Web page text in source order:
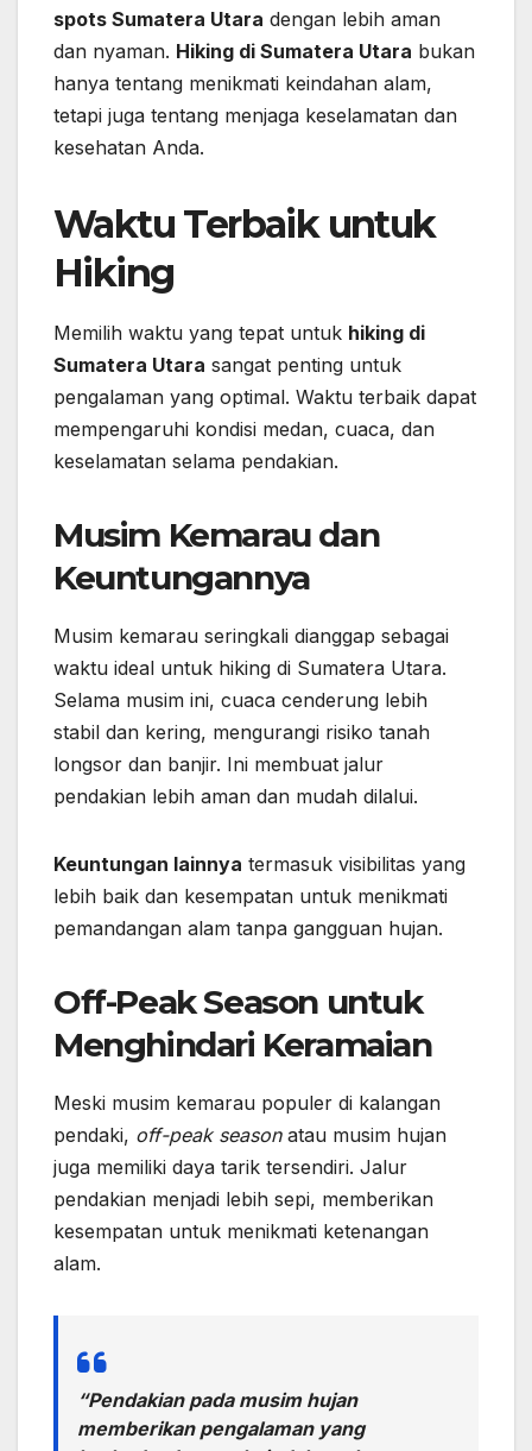
spots Sumatera Utara dengan lebih aman
dan nyaman. Hiking di Sumatera Utara bukan
hanya tentang menikmati keindahan alam,
tetapi juga tentang menjaga keselamatan dan
kesehatan Anda.
Waktu Terbaik untuk
Hiking
Memilih waktu yang tepat untuk hiking di
Sumatera Utara sangat penting untuk
pengalaman yang optimal. Waktu terbaik dapat
mempengaruhi kondisi medan, cuaca, dan
keselamatan selama pendakian.
Musim Kemarau dan
Keuntungannya
Musim kemarau seringkali dianggap sebagai
waktu ideal untuk hiking di Sumatera Utara.
Selama musim ini, cuaca cenderung lebih
stabil dan kering, mengurangi risiko tanah
longsor dan banjir. Ini membuat jalur
pendakian lebih aman dan mudah dilalui.
Keuntungan lainnya termasuk visibilitas yang
lebih baik dan kesempatan untuk menikmati
pemandangan alam tanpa gangguan hujan.
Off-Peak Season untuk
Menghindari Keramaian
Meski musim kemarau populer di kalangan
pendaki, off-peak seasonatau musim hujan
juga memiliki daya tarik tersendiri. Jalur
pendakian menjadi lebih sepi, memberikan
kesempatan untuk menikmati ketenangan
alam.
“Pendakian pada musim hujan
memberikan pengalaman yang